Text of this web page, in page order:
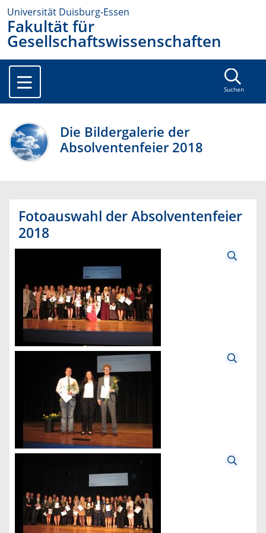
Universität Duisburg-Essen
Fakultät für
Gesellschaftswissenschaften
Suchen
Die Bildergalerie der
Absolventenfeier 2018
Fotoauswahl der Absolventenfeier
2018